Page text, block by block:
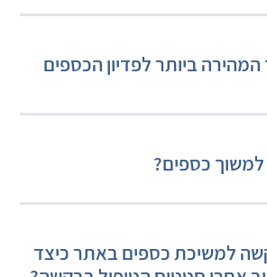
ביותר לפדיון הכספים
כספים?
למשיכת כספים באתר כיצד